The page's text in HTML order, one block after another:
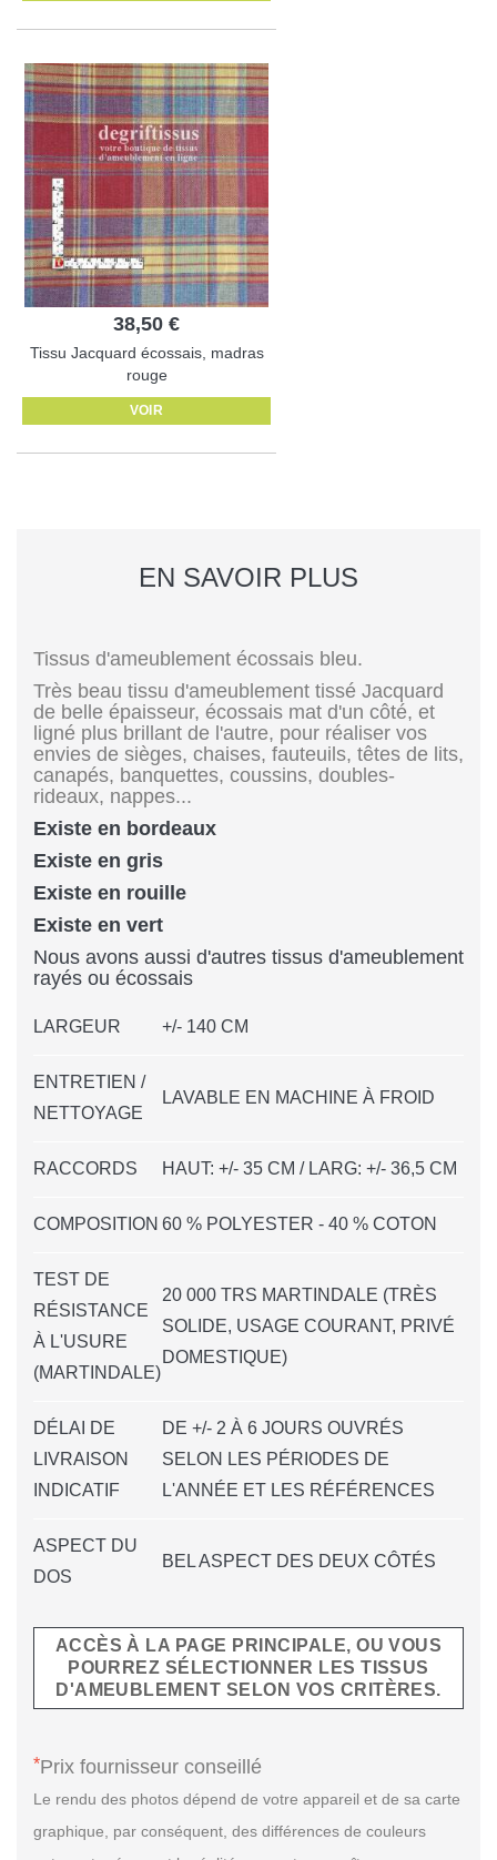
38,50 €
Tissu Jacquard écossais, madras
rouge
VOIR
EN SAVOIR PLUS
Tissus d'ameublement écossais bleu.
Très beau tissu d'ameublement tissé Jacquard
de belle épaisseur, écossais mat d'un côté, et
ligné plus brillant de l'autre, pour réaliser vos
envies de sièges, chaises, fauteuils, têtes de lits,
canapés, banquettes, coussins, doubles-
rideaux, nappes...
Existe en bordeaux
Existe en gris
Existe en rouille
Existe en vert
Nous avons aussi d'autres tissus d'ameublement
rayés ou écossais
LARGEUR +/- 140 CM
ENTRETIEN /
NETTOYAGE
LAVABLE EN MACHINE À FROID
RACCORDS HAUT: +/- 35 CM / LARG: +/- 36,5 CM
COMPOSITION 60 % POLYESTER - 40 % COTON
TEST DE
RÉSISTANCE
À L'USURE
(MARTINDALE)
20 000 TRS MARTINDALE (TRÈS
SOLIDE, USAGE COURANT, PRIVÉ
DOMESTIQUE)
DÉLAI DE
LIVRAISON
INDICATIF
DE +/- 2 À 6 JOURS OUVRÉS
SELON LES PÉRIODES DE
L'ANNÉE ET LES RÉFÉRENCES
ASPECT DU
DOS
BEL ASPECT DES DEUX CÔTÉS
ACCÈS À LA PAGE PRINCIPALE, OU VOUS
POURREZ SÉLECTIONNER LES TISSUS
D'AMEUBLEMENT SELON VOS CRITÈRES.
*Prix fournisseur conseillé
Le rendu des photos dépend de votre appareil et de sa carte
graphique, par conséquent, des différences de couleurs